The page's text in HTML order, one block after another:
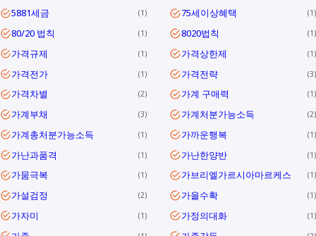
5881세금 1 75세이상혜택 1
80/20 법칙 1 8020법칙 1
가격규제 1 가격상한제 1
가격전가 1 가격전략 3
가격차별 2 가계 구매력 1
가계부채 3 가계처분가능소득 2
가계총처분가능소득 1 가까운행복 1
가난과품격 1 가난한양반 1
가뭄극복 1 가브리엘가르시아마르케스 1
가설검정 2 가을수확 1
가자미 1 가정의대화 1